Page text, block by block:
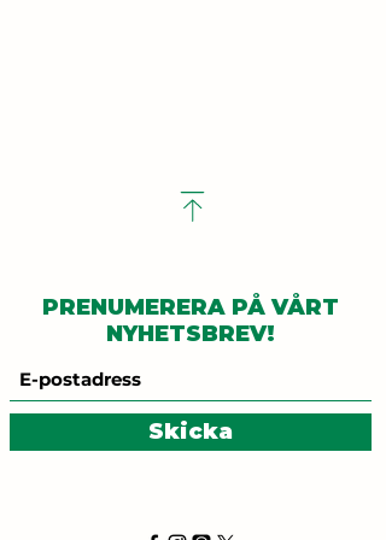
PRENUMERERA PÅ VÅRT
NYHETSBREV!
Skicka